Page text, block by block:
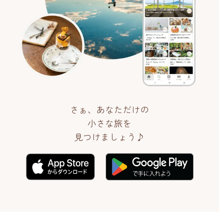
さぁ、あなただけの
小さな旅を
見つけましょう♪